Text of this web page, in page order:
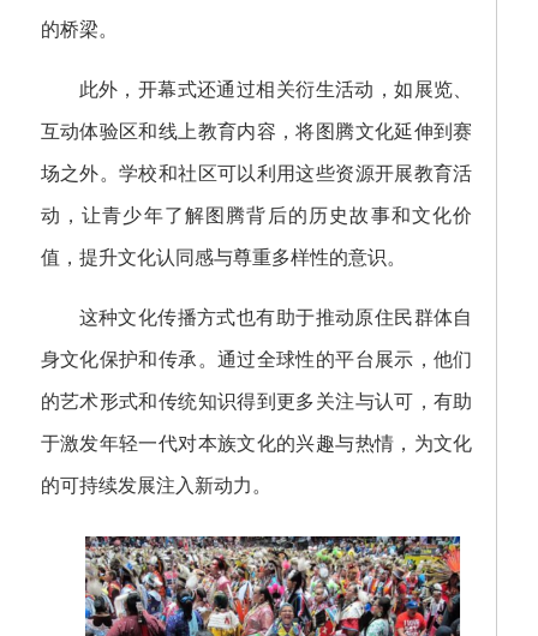
的桥梁。
此外，开幕式还通过相关衍生活动，如展览、
互动体验区和线上教育内容，将图腾文化延伸到赛
场之外。学校和社区可以利用这些资源开展教育活
动，让青少年了解图腾背后的历史故事和文化价
值，提升文化认同感与尊重多样性的意识。
这种文化传播方式也有助于推动原住民群体自
身文化保护和传承。通过全球性的平台展示，他们
的艺术形式和传统知识得到更多关注与认可，有助
于激发年轻一代对本族文化的兴趣与热情，为文化
的可持续发展注入新动力。